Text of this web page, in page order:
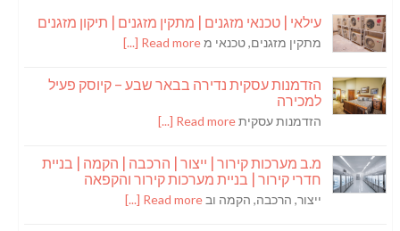
עילאי | טכנאי מזגנים | מתקין מזגנים | תיקון מזגנים
מתקין מזגנים, טכנאי מRead more [...]
הזדמנות עסקית נדירה בבאר שבע – קיוסק פעיל
למכירה
הזדמנות עסקיתRead more [...]
מ.ב מערכות קירור | ייצור | הרכבה | הקמה | בניית
חדרי קירור | בניית מערכות קירור והקפאה
ייצור, הרכבה, הקמה וב Read more [...]